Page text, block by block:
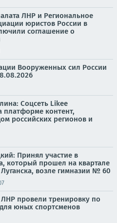
ЛНР и Региональное
юристов России в
соглашение о
Вооруженных сил России
Соцсеть Likee
платформе контент,
российских регионов и
Принял участие в
который прошел на квартале
возле гимназии № 60
провели тренировку по
юных спортсменов